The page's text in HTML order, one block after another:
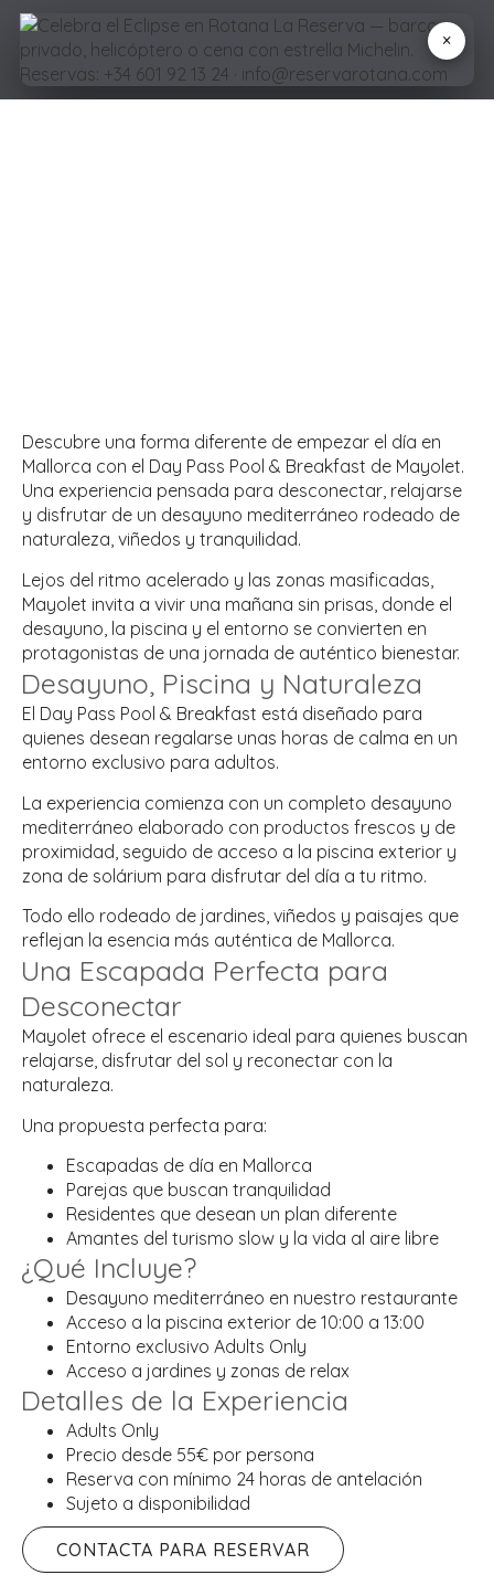
Descubre una forma diferente de empezar el día en
Mallorca con el Day Pass Pool & Breakfast de Mayolet.
Una experiencia pensada para desconectar, relajarse
y disfrutar de un desayuno mediterráneo rodeado de
naturaleza, viñedos y tranquilidad.
Lejos del ritmo acelerado y las zonas masificadas,
Mayolet invita a vivir una mañana sin prisas, donde el
desayuno, la piscina y el entorno se convierten en
protagonistas de una jornada de auténtico bienestar.
Desayuno, Piscina y Naturaleza
El Day Pass Pool & Breakfast está diseñado para
quienes desean regalarse unas horas de calma en un
entorno exclusivo para adultos.
La experiencia comienza con un completo desayuno
mediterráneo elaborado con productos frescos y de
proximidad, seguido de acceso a la piscina exterior y
zona de solárium para disfrutar del día a tu ritmo.
Todo ello rodeado de jardines, viñedos y paisajes que
reflejan la esencia más auténtica de Mallorca.
Una Escapada Perfecta para
Desconectar
Mayolet ofrece el escenario ideal para quienes buscan
relajarse, disfrutar del sol y reconectar con la
naturaleza.
Una propuesta perfecta para:
Escapadas de día en Mallorca
Parejas que buscan tranquilidad
Residentes que desean un plan diferente
Amantes del turismo slow y la vida al aire libre
¿Qué Incluye?
Desayuno mediterráneo en nuestro restaurante
Acceso a la piscina exterior de 10:00 a 13:00
Entorno exclusivo Adults Only
Acceso a jardines y zonas de relax
Detalles de la Experiencia
Adults Only
Precio desde 55€ por persona
Reserva con mínimo 24 horas de antelación
Sujeto a disponibilidad
CONTACTA PARA RESERVAR
×